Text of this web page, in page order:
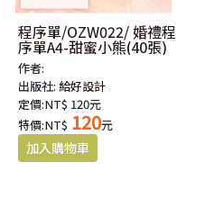
程序單/OZW022/ 婚禮程
序單A4-甜蜜小熊(40張)
作者:
出版社: 給好設計
定價:NT$ 120元
特價:NT$ 120元